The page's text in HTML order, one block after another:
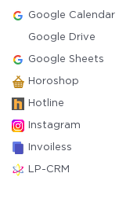
Google Calendar
Google Drive
Google Sheets
Horoshop
Hotline
Instagram
Invoiless
LP-CRM